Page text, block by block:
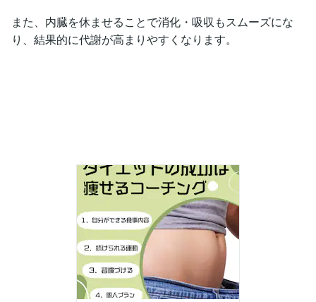
また、内臓を休ませることで消化・吸収もスムーズにな
り、結果的に代謝が高まりやすくなります。